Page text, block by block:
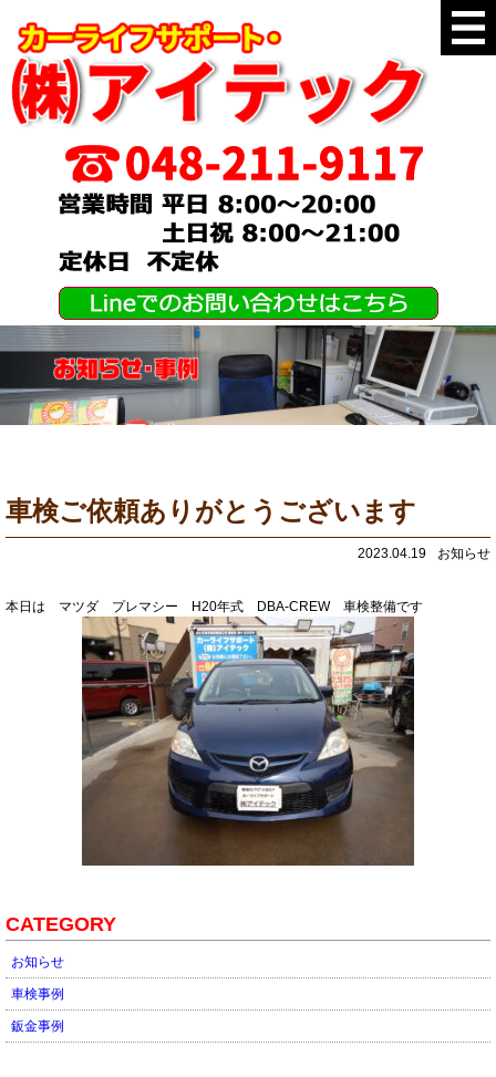
車検ご依頼ありがとうございます
2023.04.19 お知らせ
本日は マツダ プレマシー H20年式 DBA-CREW 車検整備です
CATEGORY
お知らせ
車検事例
鈑金事例